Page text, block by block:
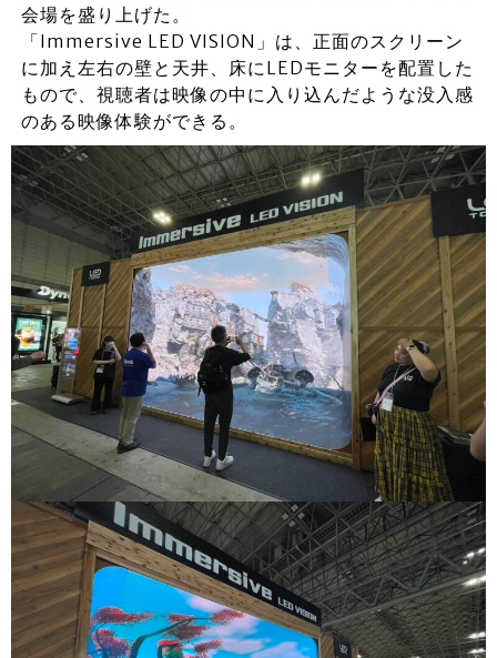
会場を盛り上げた。
「Immersive LED VISION」は、正面のスクリーン
に加え左右の壁と天井、床にLEDモニターを配置した
もので、視聴者は映像の中に入り込んだような没入感
のある映像体験ができる。